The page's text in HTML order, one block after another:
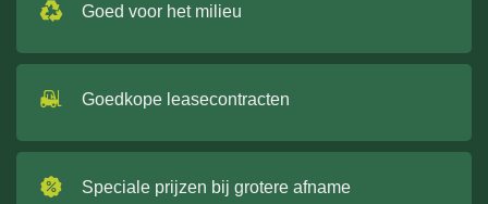
Goed voor het milieu
Goedkope leasecontracten
Speciale prijzen bij grotere afname